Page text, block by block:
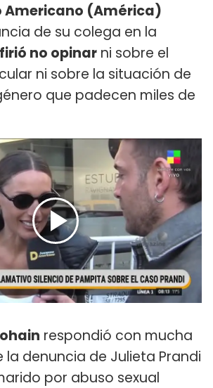
Americano (América)
de su colega en la
no opinar ni sobre el
ni sobre la situación de
que padecen miles de
respondió con mucha
la denuncia de Julieta Prandi
por abuso sexual